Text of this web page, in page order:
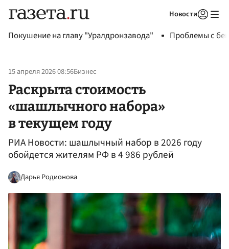
Новости
Покушение на главу "Уралдронзавода" Проблемы с
15 апреля 2026 08:56Бизнес
Раскрыта стоимость
«шашлычного набора»
в текущем году
РИА Новости: шашлычный набор в 2026 году
обойдется жителям РФ в 4 986 рублей
Дарья Родионова